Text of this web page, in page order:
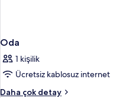
Oda
1 kişilik
Ücretsiz kablosuz internet
Daha çok detay
Oda